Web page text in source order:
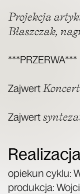
Pro­jek­cja
Błasz­czak,
***PRZERWA***
Zaj­wert
Zaj­wert
opie­kun cyklu:
pro­duk­cja: